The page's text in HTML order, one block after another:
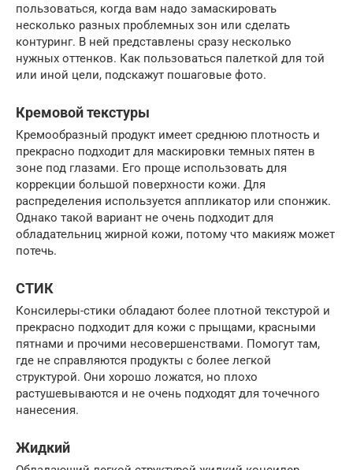
пользоваться, когда вам надо замаскировать
несколько разных проблемных зон или сделать
контуринг. В ней представлены сразу несколько
нужных оттенков. Как пользоваться палеткой для той
или иной цели, подскажут пошаговые фото.
Кремовой текстуры
Кремообразный продукт имеет среднюю плотность и
прекрасно подходит для маскировки темных пятен в
зоне под глазами. Его проще использовать для
коррекции большой поверхности кожи. Для
распределения используется аппликатор или спонжик.
Однако такой вариант не очень подходит для
обладательниц жирной кожи, потому что макияж может
потечь.
СТИК
Консилеры-стики обладают более плотной текстурой и
прекрасно подходит для кожи с прыщами, красными
пятнами и прочими несовершенствами. Помогут там,
где не справляются продукты с более легкой
структурой. Они хорошо ложатся, но плохо
растушевываются и не очень подходят для точечного
нанесения.
Жидкий